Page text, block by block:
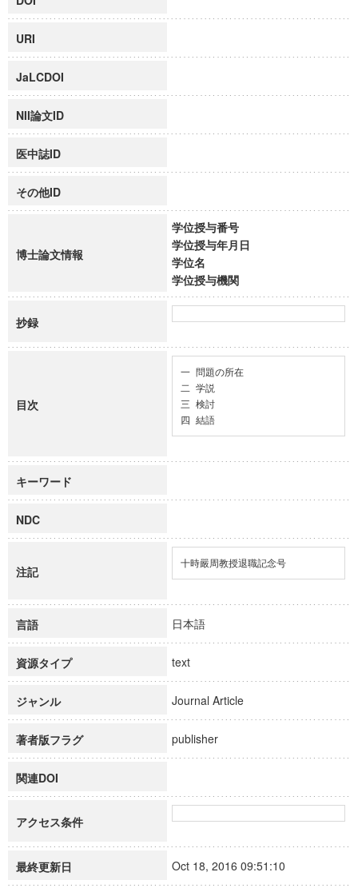
URI
JaLCDOI
NII論文ID
医中誌ID
その他ID
博士論文情報
学位授与番号
学位授与年月日
学位名
学位授与機関
抄録
目次
一 問題の所在
二 学説
三 検討
四 結語
キーワード
NDC
注記
十時嚴周教授退職記念号
言語 日本語
資源タイプ text
ジャンル Journal Article
著者版フラグ publisher
関連DOI
アクセス条件
最終更新日 Oct 18, 2016 09:51:10